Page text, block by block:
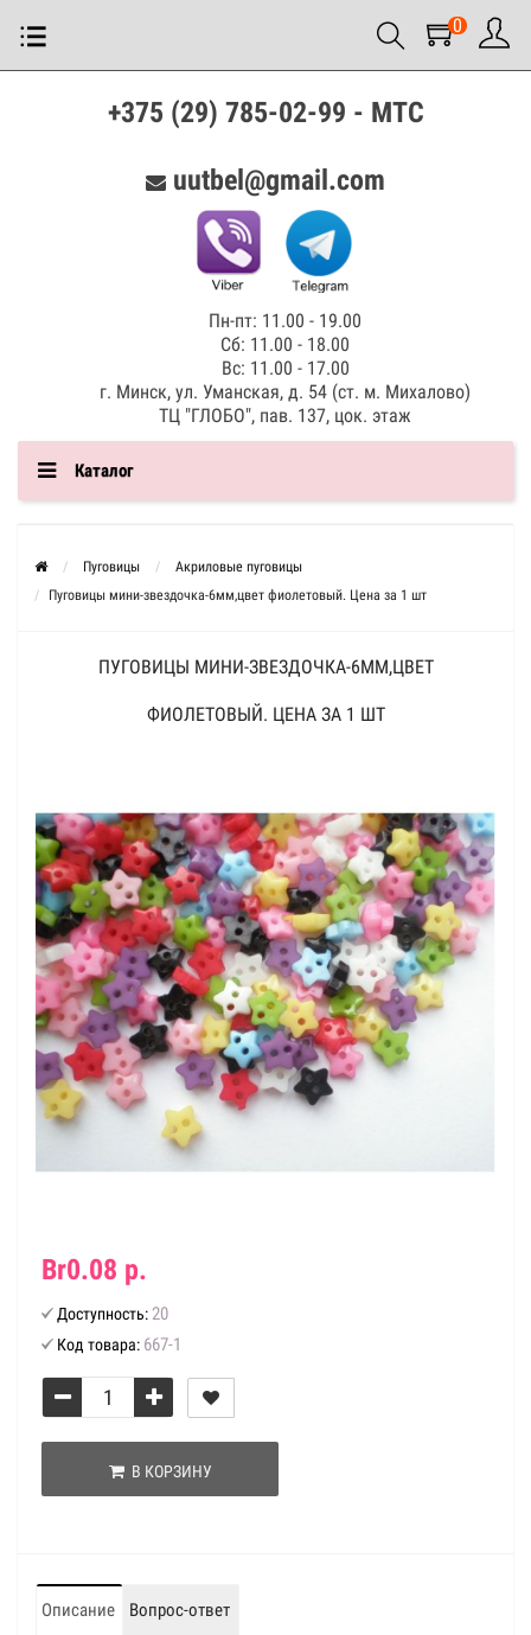
0
+375 (29) 785-02-99 - МТС
uutbel@gmail.com
Пн-пт: 11.00 - 19.00
Сб: 11.00 - 18.00
Вс: 11.00 - 17.00
г. Минск, ул. Уманская, д. 54 (ст. м. Михалово)
ТЦ "ГЛОБО", пав. 137, цок. этаж
Каталог
Пуговицы
Акриловые пуговицы
Пуговицы мини-звездочка-6мм,цвет фиолетовый. Цена за 1 шт
ПУГОВИЦЫ МИНИ-ЗВЕЗДОЧКА-6ММ,ЦВЕТ
ФИОЛЕТОВЫЙ. ЦЕНА ЗА 1 ШТ
Br0.08 р.
Доступность: 20
Код товара: 667-1
В КОРЗИНУ
Описание Вопрос-ответ